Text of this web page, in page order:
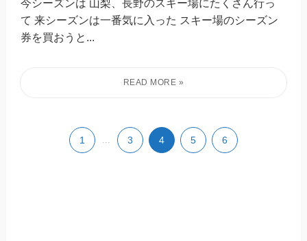
今シーズンは 山梨、長野のスキー場にたくさん行っ
て 来シーズンは一番気に入った スキー場のシーズン
券を買おうと...
1 ... 3 4 5 6